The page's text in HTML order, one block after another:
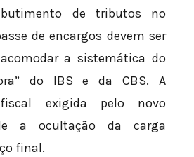
de tributos no
de encargos devem ser
a sistemática do
do IBS e da CBS. A
fiscal exigida pelo novo
a ocultação da carga
final.